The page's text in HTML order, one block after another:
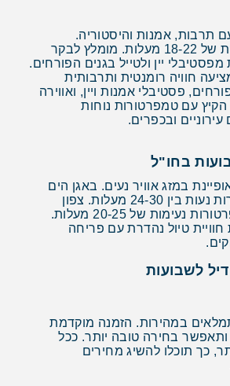
תרבות, אמנות והיסטוריה.
טמפרטורות מתונות של 18-22 מעלות. מומלץ לבקר
מפסטיבלי יין ולטייל בגנים הפורחים.
חוויה רומנטית ותרבותית
פסטיבלי אמנות ויין, ואווירה
עם טמפרטורות נוחות
ובכפרים.
בחו"ל
במזג אוויר נעים. באגן הים
התיכון, הטמפרטורות נעות בין 24-30 מעלות. צפון
אירופה מציע טמפרטורות נעימות של 20-25 מעלות.
טיול נהדרת עם פריחה
לשבועות
במהירות. הזמנה מוקדמת
בחירה טובה יותר. ככל
כך תוכלו להשיג מחירים